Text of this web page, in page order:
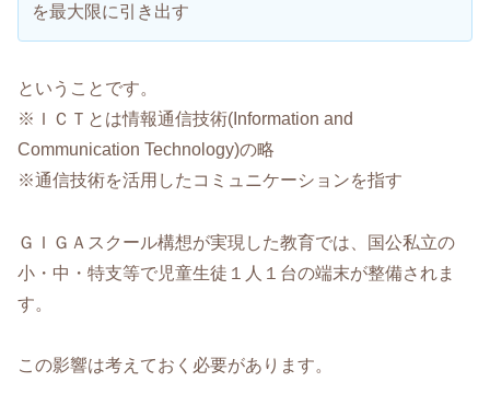
を最大限に引き出す
ということです。
※ＩＣＴとは情報通信技術(Information and
Communication Technology)の略
※通信技術を活用したコミュニケーションを指す
ＧＩＧＡスクール構想が実現した教育では、国公私立の
小・中・特支等で児童生徒１人１台の端末が整備されま
す。
この影響は考えておく必要があります。